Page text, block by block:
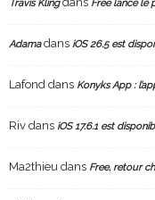
Travis Kling Free lance le
Adamadans iOS 26.5 est
Lafond dans Konyks App :
Riv dans iOS 17.6.1 est
Ma2thieu dans Free, retour